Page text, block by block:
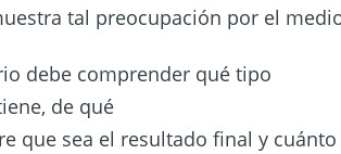
tal preocupación por el
debe comprender qué tipo
de qué
que sea el resultado final y